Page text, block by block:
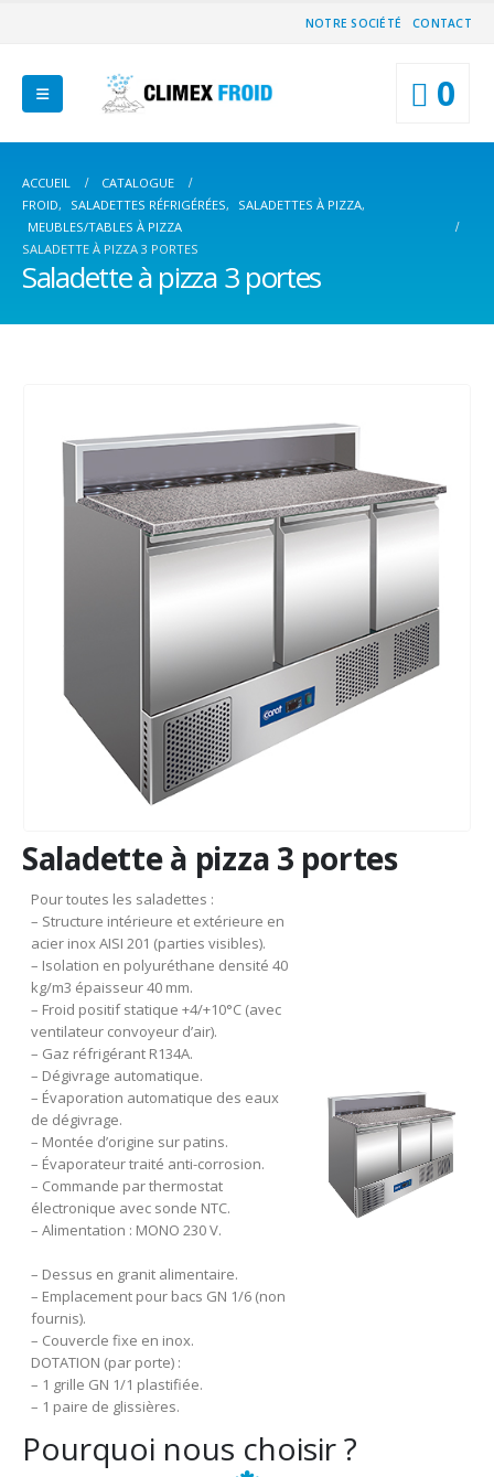
NOTRE SOCIÉTÉ CONTACT
0
ACCUEIL
CATALOGUE
FROID, SALADETTES RÉFRIGÉRÉES, SALADETTES À PIZZA,
MEUBLES/TABLES À PIZZA
SALADETTE À PIZZA 3 PORTES
Saladette à pizza 3 portes
Saladette à pizza 3 portes
Pour toutes les saladettes :
– Structure intérieure et extérieure en
acier inox AISI 201 (parties visibles).
– Isolation en polyuréthane densité 40
kg/m3 épaisseur 40 mm.
– Froid positif statique +4/+10°C (avec
ventilateur convoyeur d’air).
– Gaz réfrigérant R134A.
– Dégivrage automatique.
– Évaporation automatique des eaux
de dégivrage.
– Montée d’origine sur patins.
– Évaporateur traité anti-corrosion.
– Commande par thermostat
électronique avec sonde NTC.
– Alimentation : MONO 230 V.
– Dessus en granit alimentaire.
– Emplacement pour bacs GN 1/6 (non
fournis).
– Couvercle fixe en inox.
DOTATION (par porte) :
– 1 grille GN 1/1 plastifiée.
– 1 paire de glissières.
Pourquoi nous choisir ?